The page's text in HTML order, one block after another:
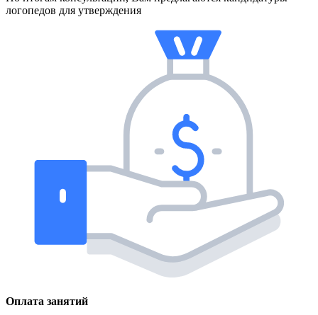
логопедов для утверждения
Оплата занятий